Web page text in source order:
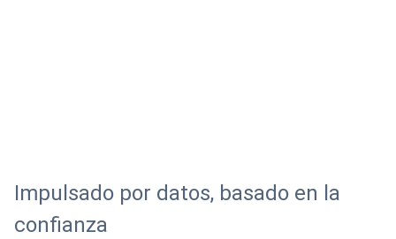
Impulsado por datos, basado en la
confianza